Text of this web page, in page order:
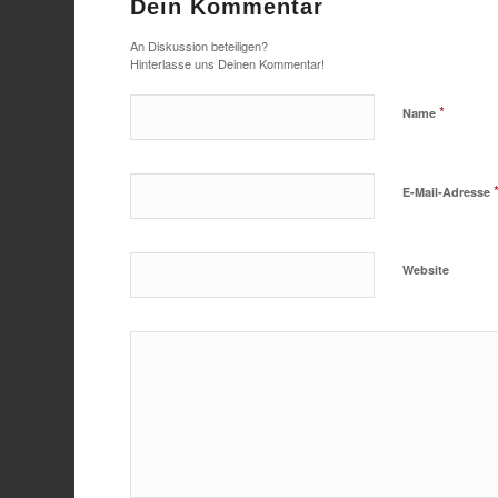
Dein Kommentar
An Diskussion beteiligen?
Hinterlasse uns Deinen Kommentar!
Name*
E-Mail-Adresse
Website